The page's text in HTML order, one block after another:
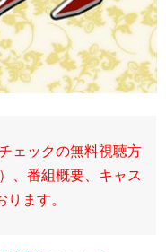
ェックの無料視聴方
、番組概要、キャス
ます。